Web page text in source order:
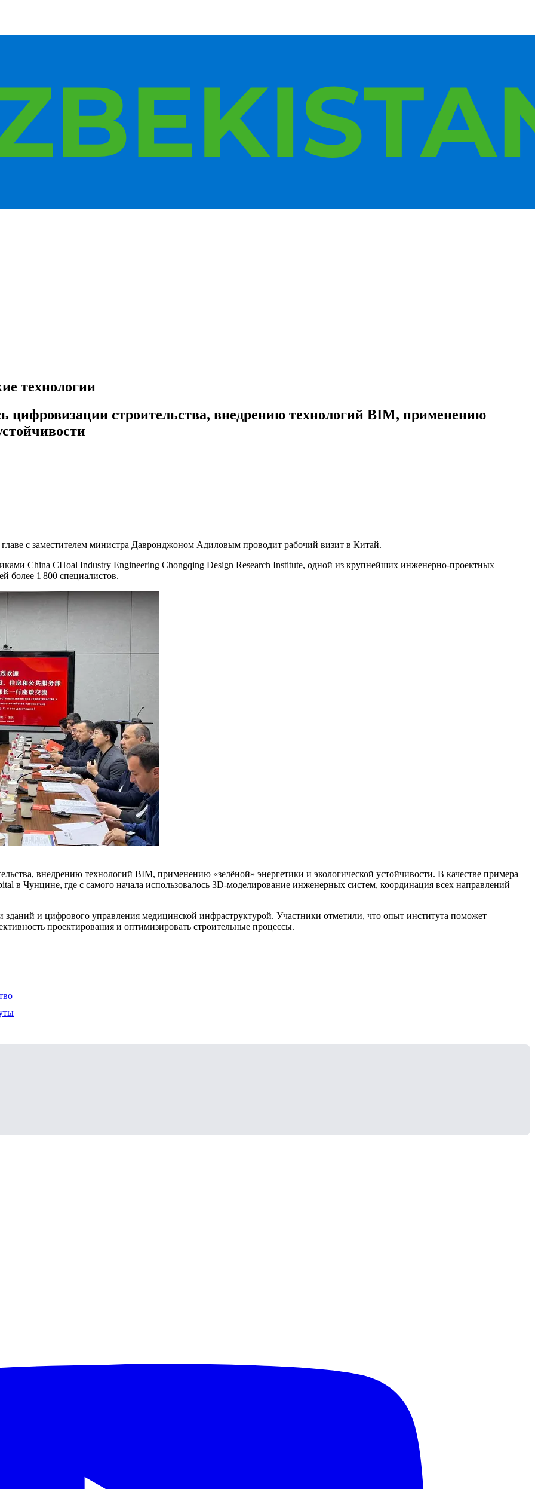
технологии
цифровизации строительства, внедрению технологий BIM, применению
с заместителем министра Давронджоном Адиловым проводит рабочий визит в Китай.
China CHoal Industry Engineering Chongqing Design Research Institute, одной из крупнейших инженерно-проектных
более 1 800 специалистов.
внедрению технологий BIM, применению «зелёной» энергетики и экологической устойчивости. В качестве примера
в Чунцине, где с самого начала использовалось 3D-моделирование инженерных систем, координация всех направлений
и цифрового управления медицинской инфраструктурой. Участники отметили, что опыт института поможет
проектирования и оптимизировать строительные процессы.